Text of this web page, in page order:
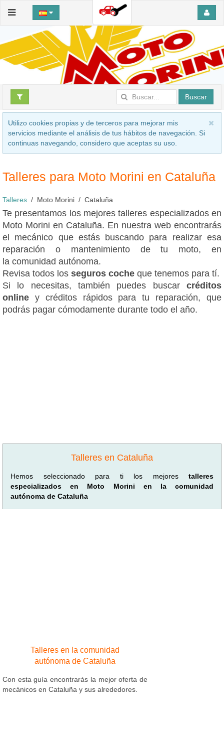
Buscar
Utilizo cookies propias y de terceros para mejorar mis
servicios mediante el análisis de tus hábitos de navegación. Si
continuas navegando, considero que aceptas su uso.
Talleres para Moto Morini en Cataluña
Talleres Moto Morini Cataluña
Te presentamos los mejores talleres especializados en
Moto Morini en Cataluña. En nuestra web encontrarás
el mecánico que estás buscando para realizar esa
reparación o mantenimiento de tu moto, en
la comunidad autónoma.
Revisa todos los seguros coche que tenemos para tí.
Si lo necesitas, también puedes buscar créditos
online y créditos rápidos para tu reparación, que
podrás pagar cómodamente durante todo el año.
Talleres en Cataluña
Hemos seleccionado para ti los mejores talleres
especializados en Moto Morini en la comunidad
autónoma de Cataluña
Talleres en la comunidad
autónoma de Cataluña
Con esta guía encontrarás la mejor oferta de
mecánicos en Cataluña y sus alrededores.